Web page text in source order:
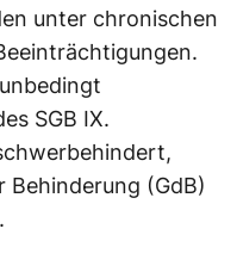
unter chronischen
SGB IX.
Behinderung (GdB)